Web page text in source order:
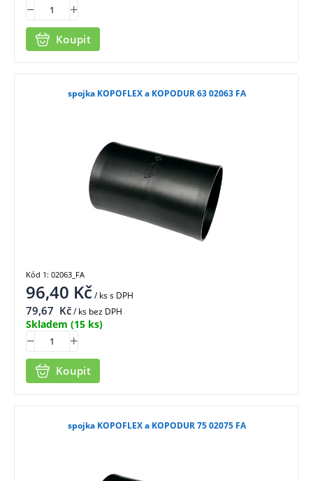
Koupit
spojka KOPOFLEX a KOPODUR 63 02063 FA
96,40 Kč/ kss DPH
79,67 Kč/ ks bez DPH
Skladem (15 ks)
Koupit
Kód 1: 02063_FA
spojka KOPOFLEX a KOPODUR 75 02075 FA